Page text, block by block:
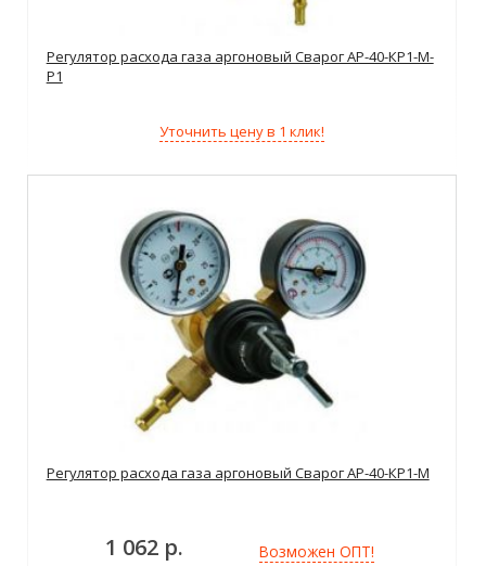
Регулятор расхода газа аргоновый Сварог АР-40-КР1-М-
Р1
Уточнить цену в 1 клик!
Регулятор расхода газа аргоновый Сварог АР-40-КР1-М
1 062 р. Возможен ОПТ!